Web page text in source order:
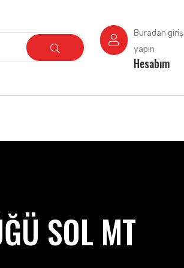
Buradan giriş
yapın
Hesabım
SOL MT